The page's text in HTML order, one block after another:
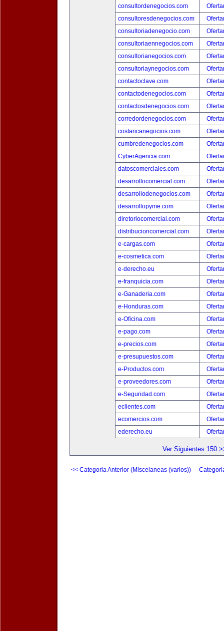
consultordenegocios.com
consultoresdenegocios.com
consultoriadenegocio.com
consultoriaennegocios.com
consultorianegocios.com
consultoriaynegocios.com
contactoclave.com
contactodenegocios.com
contactosdenegocios.com
corredordenegocios.com
costaricanegocios.com
cumbredenegocios.com
CyberAgencia.com
datoscomerciales.com
desarrollocomercial.com
desarrollodenegocios.com
desarrollopyme.com
diretoriocomercial.com
distribucioncomercial.com
e-cargas.com
e-cosmetica.com
e-derecho.eu
e-franquicia.com
e-Ganaderia.com
e-Honduras.com
e-Oficina.com
e-pago.com
e-precios.com
e-presupuestos.com
e-Productos.com
e-proveedores.com
e-Seguridad.com
eclientes.com
ecomercios.com
ederecho.eu
Ver Siguientes 150
<< Categoria Anterior (Miscelaneas (varios))